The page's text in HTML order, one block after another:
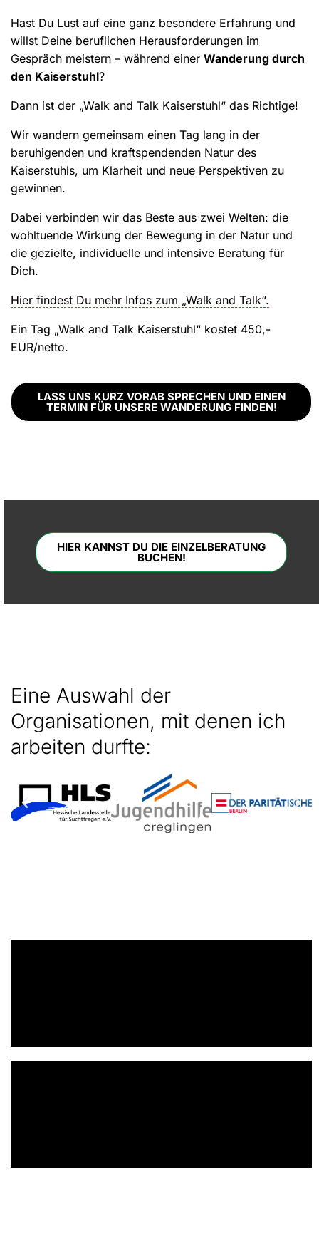
Hast Du Lust auf eine ganz besondere Erfahrung und
willst Deine beruflichen Herausforderungen im
Gespräch meistern – während einer Wanderung durch
den Kaiserstuhl?
Dann ist der „Walk and Talk Kaiserstuhl“ das Richtige!
Wir wandern gemeinsam einen Tag lang in der
beruhigenden und kraftspendenden Natur des
Kaiserstuhls, um Klarheit und neue Perspektiven zu
gewinnen.
Dabei verbinden wir das Beste aus zwei Welten: die
wohltuende Wirkung der Bewegung in der Natur und
die gezielte, individuelle und intensive Beratung für
Dich.
Hier findest Du mehr Infos zum „Walk and Talk“.
Ein Tag „Walk and Talk Kaiserstuhl“ kostet 450,-
EUR/netto.
LASS UNS KURZ VORAB SPRECHEN UND EINEN
TERMIN FÜR UNSERE WANDERUNG FINDEN!
HIER KANNST DU DIE EINZELBERATUNG
BUCHEN!
Eine Auswahl der
Organisationen, mit denen ich
arbeiten durfte: